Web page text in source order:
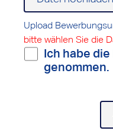
Upload
bitte wählen Sie die
Ich habe die
genommen.